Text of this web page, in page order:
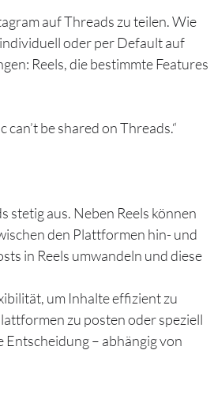
auf Threads zu teilen. Wie
oder per Default auf
Reels, die bestimmte Features
be shared on Threads.“
stetig aus. Neben Reels können
den Plattformen hin- und
in Reels umwandeln und diese
um Inhalte effizient zu
zu posten oder speziell
Entscheidung – abhängig von